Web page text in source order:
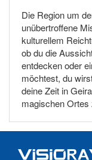
Die Region um
unübertroffene
kulturellem
ob du die
entdecken oder
möchtest, du
deine Zeit in
magischen Ortes